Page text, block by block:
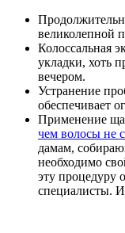
великолепной
Колоссальная
укладки, хоть
вечером.
Устранение
обеспечивает
Применение
чем волосы не
дамам,
необходимо
эту процедуру
специалисты.